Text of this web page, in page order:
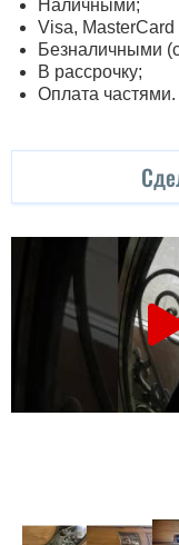
Наличными;
Visa,
Безналичными
В рассрочку;
Оплата частями.